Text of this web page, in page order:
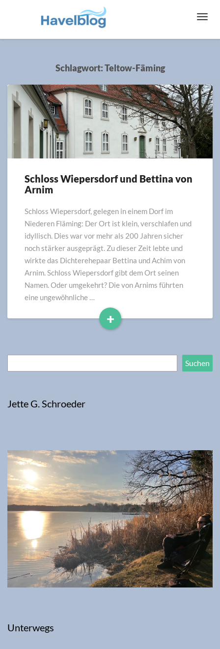
Schlagwort:Teltow-Fäming
Schloss
Wiepersdorf
Bettina
von
Arnim
Schloss Wiepersdorf und Bettina von
Arnim
Schloss Wiepersdorf, gelegen in einem Dorf im
Niederen Fläming: Der Ort ist klein, verschlafen und
idyllisch. Dies war vor mehr als 200 Jahren sicher
noch stärker ausgeprägt. Zu dieser Zeit lebte und
wirkte das Dichterehepaar Bettina und Achim von
Arnim. Schloss Wiepersdorf gibt dem Ort seinen
Namen. Oder umgekehrt? Die von Arnims führten
eine ungewöhnliche …
+
Read
Suchen
Jette G. Schroeder
Unterwegs